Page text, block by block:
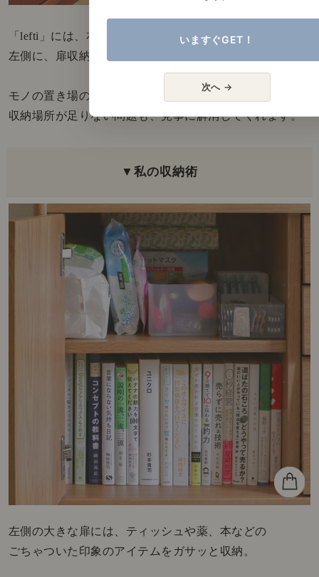
「lefti」には、右側に引き出し収納が3つ。
左側に、扉収納が1つついています。
モノの置き場の使い分けができるので、
収納場所が足りない問題も、見事に解消してくれます。
▼私の収納術
左側の大きな扉には、ティッシュや薬、本などの
ごちゃついた印象のアイテムをガサッと収納。
いますぐGET！
次へ →